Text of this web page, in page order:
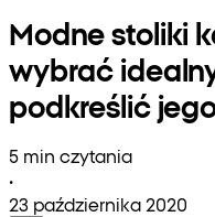
Modne stoliki
wybrać
podkreślić
5 min czytania
•
23 października 2020